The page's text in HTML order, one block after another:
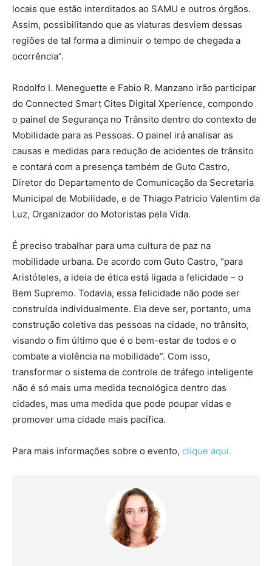
locais que estão interditados ao SAMU e outros órgãos.
Assim, possibilitando que as viaturas desviem dessas
regiões de tal forma a diminuir o tempo de chegada a
ocorrência”.
Rodolfo I. Meneguette e Fabio R. Manzano irão participar
do Connected Smart Cites Digital Xperience, compondo
o painel de Segurança no Trânsito dentro do contexto de
Mobilidade para as Pessoas. O painel irá analisar as
causas e medidas para redução de acidentes de trânsito
e contará com a presença também de Guto Castro,
Diretor do Departamento de Comunicação da Secretaria
Municipal de Mobilidade, e de Thiago Patricio Valentim da
Luz, Organizador do Motoristas pela Vida.
É preciso trabalhar para uma cultura de paz na
mobilidade urbana. De acordo com Guto Castro, “para
Aristóteles, a ideia de ética está ligada a felicidade – o
Bem Supremo. Todavia, essa felicidade não pode ser
construída individualmente. Ela deve ser, portanto, uma
construção coletiva das pessoas na cidade, no trânsito,
visando o fim último que é o bem-estar de todos e o
combate a violência na mobilidade”. Com isso,
transformar o sistema de controle de tráfego inteligente
não é só mais uma medida tecnológica dentro das
cidades, mas uma medida que pode poupar vidas e
promover uma cidade mais pacífica.
Para mais informações sobre o evento, clique aqui.